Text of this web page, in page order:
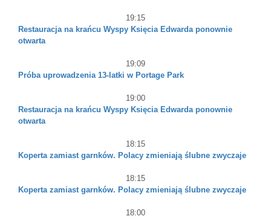
19:15
Restauracja na krańcu Wyspy Księcia Edwarda ponownie
otwarta
19:09
Próba uprowadzenia 13-latki w Portage Park
19:00
Restauracja na krańcu Wyspy Księcia Edwarda ponownie
otwarta
18:15
Koperta zamiast garnków. Polacy zmieniają ślubne zwyczaje
18:15
Koperta zamiast garnków. Polacy zmieniają ślubne zwyczaje
18:00